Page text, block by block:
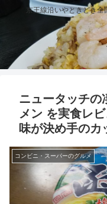
京王線沿いやときどき全
ニュータッチの
メン を実食レ
味が決め手のカ
コンビニ・スーパーのグルメ